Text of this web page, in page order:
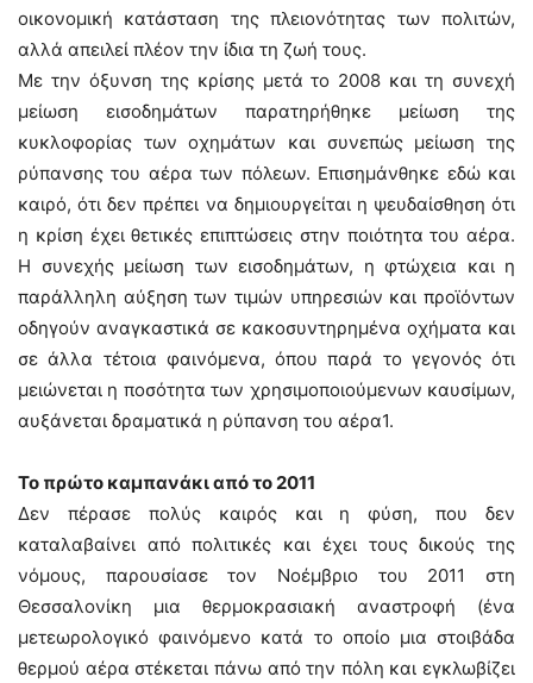
οικονομική κατάσταση της πλειονότητας των πολιτών,
αλλά απειλεί πλέον την ίδια τη ζωή τους.
Με την όξυνση της κρίσης μετά το 2008 και τη συνεχή
μείωση εισοδημάτων παρατηρήθηκε μείωση της
κυκλοφορίας των οχημάτων και συνεπώς μείωση της
ρύπανσης του αέρα των πόλεων. Επισημάνθηκε εδώ και
καιρό, ότι δεν πρέπει να δημιουργείται η ψευδαίσθηση ότι
η κρίση έχει θετικές επιπτώσεις στην ποιότητα του αέρα.
Η συνεχής μείωση των εισοδημάτων, η φτώχεια και η
παράλληλη αύξηση των τιμών υπηρεσιών και προϊόντων
οδηγούν αναγκαστικά σε κακοσυντηρημένα οχήματα και
σε άλλα τέτοια φαινόμενα, όπου παρά το γεγονός ότι
μειώνεται η ποσότητα των χρησιμοποιούμενων καυσίμων,
αυξάνεται δραματικά η ρύπανση του αέρα1.
Το πρώτο καμπανάκι από το 2011
Δεν πέρασε πολύς καιρός και η φύση, που δεν
καταλαβαίνει από πολιτικές και έχει τους δικούς της
νόμους, παρουσίασε τον Νοέμβριο του 2011 στη
Θεσσαλονίκη μια θερμοκρασιακή αναστροφή (ένα
μετεωρολογικό φαινόμενο κατά το οποίο μια στοιβάδα
θερμού αέρα στέκεται πάνω από την πόλη και εγκλωβίζει